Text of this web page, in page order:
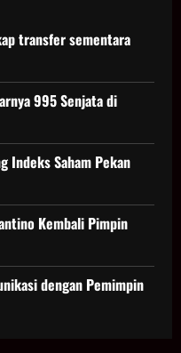
transfer sementara
995 Senjata di
Indeks Saham Pekan
Kembali Pimpin
dengan Pemimpin